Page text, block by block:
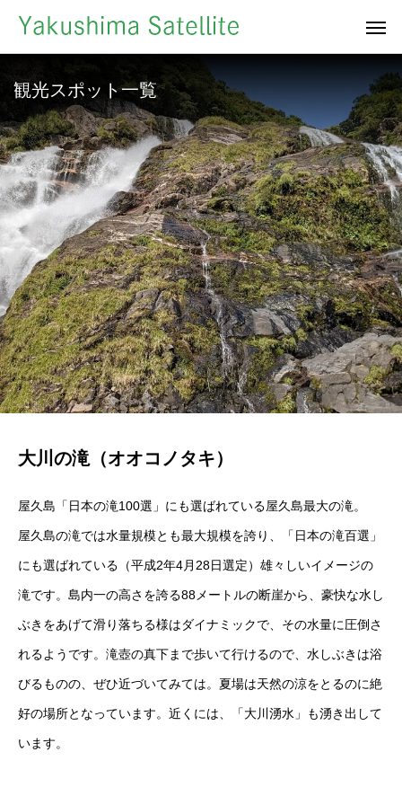
観光スポット一覧
大川の滝（オオコノタキ）
屋久島「日本の滝100選」にも選ばれている屋久島最大の滝。
屋久島の滝では水量規模とも最大規模を誇り、「日本の滝百選」
にも選ばれている（平成2年4月28日選定）雄々しいイメージの
滝です。島内一の高さを誇る88メートルの断崖から、豪快な水し
ぶきをあげて滑り落ちる様はダイナミックで、その水量に圧倒さ
れるようです。滝壺の真下まで歩いて行けるので、水しぶきは浴
びるものの、ぜひ近づいてみては。夏場は天然の涼をとるのに絶
好の場所となっています。近くには、「大川湧水」も湧き出して
います。